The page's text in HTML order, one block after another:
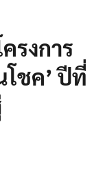
รงการ
ชค’ ปีที่